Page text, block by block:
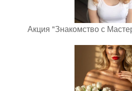
Акция "Знакомство с